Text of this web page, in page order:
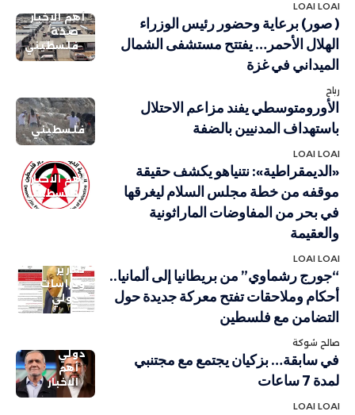
LOAI LOAI
أهم الاخبار
صحة
فلسطيني
( صور) برعاية وحضور رئيس الوزراء
الهلال الأحمر… يفتتح مستشفى الشمال
الميداني في غزة
رباح
فلسطيني
الأورومتوسطي يفند مزاعم الاحتلال
باستهداف المدنيين بالضفة
LOAI LOAI
أهم الاخبار
فلسطيني
«الديمقراطية»: نتنياهو يكشف حقيقة
موقفه من خطة مجلس السلام ليغرقها
في بحر من المفاوضات الماراثونية
والعقيمة
LOAI LOAI
تقارير
ودراسات
دولي
“جورج رشماوي” من بريطانيا إلى ألمانيا..
أحكام وملاحقات تفتح معركة جديدة حول
التضامن مع فلسطين
صالح شوكة
دولي
أهم
الاخبار
في سابقة… بزكيان يجتمع مع مجتنبي
لمدة 7 ساعات
LOAI LOAI